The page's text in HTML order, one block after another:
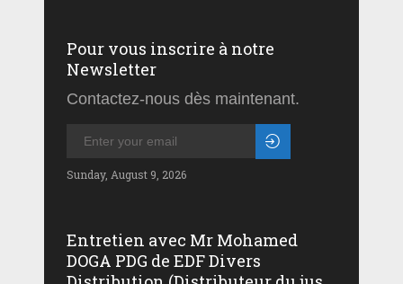
Pour vous inscrire à notre
Newsletter
Contactez-nous dès maintenant.
Sunday, August 9, 2026
Entretien avec Mr Mohamed
DOGA PDG de EDF Divers